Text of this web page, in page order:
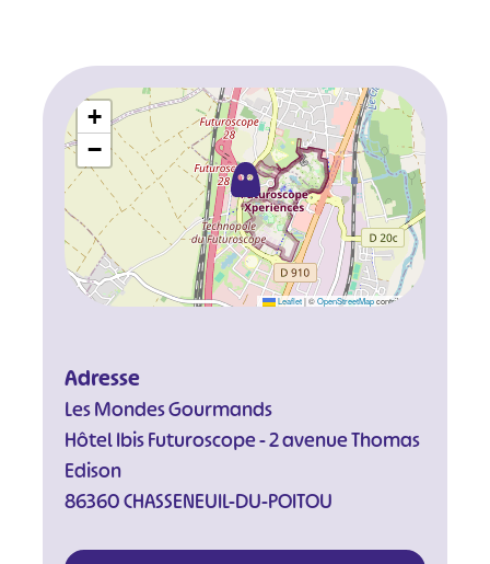
+
−
Leaflet |©OpenStreetMapcontributors
Adresse
Les Mondes Gourmands
Hôtel Ibis Futuroscope - 2 avenue Thomas
Edison
86360 CHASSENEUIL-DU-POITOU